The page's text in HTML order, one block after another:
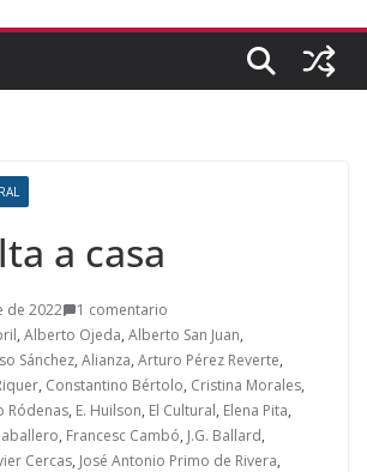
a casa
de 2022
1 comentario
, Alberto Ojeda, Alberto San Juan,
Sánchez, Alianza, Arturo Pérez Reverte,
, Constantino Bértolo, Cristina Morales,
Ródenas, E. Huilson, El Cultural, Elena Pita,
, Francesc Cambó, J.G. Ballard,
Cercas, José Antonio Primo de Rivera,